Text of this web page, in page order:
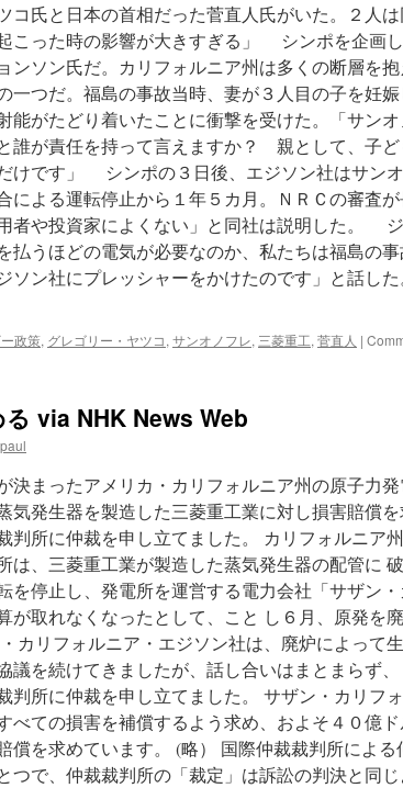
コ氏と日本の首相だった菅直人氏がいた。２人は
こった時の影響が大きすぎる」 シンポを企画
ンソン氏だ。カリフォルニア州は多くの断層を
一つだ。福島の事故当時、妻が３人目の子を妊
能がたどり着いたことに衝撃を受けた。「サンオ
誰が責任を持って言えますか？ 親として、子ど
けです」 シンポの３日後、エジソン社はサン
による運転停止から１年５カ月。ＮＲＣの審査が
者や投資家によくない」と同社は説明した。
払うほどの電気が必要なのか、私たちは福島の
ソン社にプレッシャーをかけたのです」と話し
政策, グレゴリー・ヤツコ, サンオノフレ, 三菱重工, 菅直人 |
via NHK News Web
決まったアメリカ・カリフォルニア州の原子力発
気発生器を製造した三菱重工業に対し損害賠償
判所に仲裁を申し立てました。 カリフォルニア
は、三菱重工業が製造した蒸気発生器の配管に
を停止し、発電所を運営する電力会社「サザン・
が取れなくなったとして、こと し６月、原発を
カリフォルニア・エジソン社は、廃炉によって
議を続けてきましたが、話し合いはまとまらず、
判所に仲裁を申し立てました。 サザン・カリフ
べての損害を補償するよう求め、およそ４０億ド
償を求めています。 (略） 国際仲裁裁判所による
つで、仲裁裁判所の「裁定」は訴訟の判決と同